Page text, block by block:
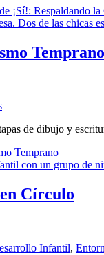
¡Sí!: Respaldando
Temprano
de dibujo y
Temprano
Círculo
Infantil,